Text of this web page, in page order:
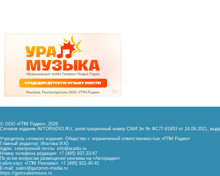
© ООО «ГПМ Радио», 2026
Сетевое издание AVTORADIO.RU, регистрационный номер СМИ Эл № ФС77-81953 от 24.09.2021,
Учредитель сетевого издания: Общество с ограниченной ответственностью «ГПМ Радио»
Главный редактор: Ипатова И.Ю.
Адрес электронной почты: info@aradio.ru
Номер телефона редакции: +7 (495) 937-33-67
По всем вопросам размещения рекламы на «Авторадио»
сейлз-хаус «ГПМ Реклама»: +7 (495) 921-40-41
E-mail: sales@gazprom-media.ru
https://gpmsaleshouse.ru